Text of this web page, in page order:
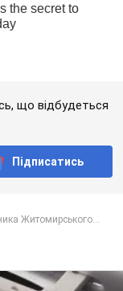
що відбудеться
Підписатись
Житомирського...